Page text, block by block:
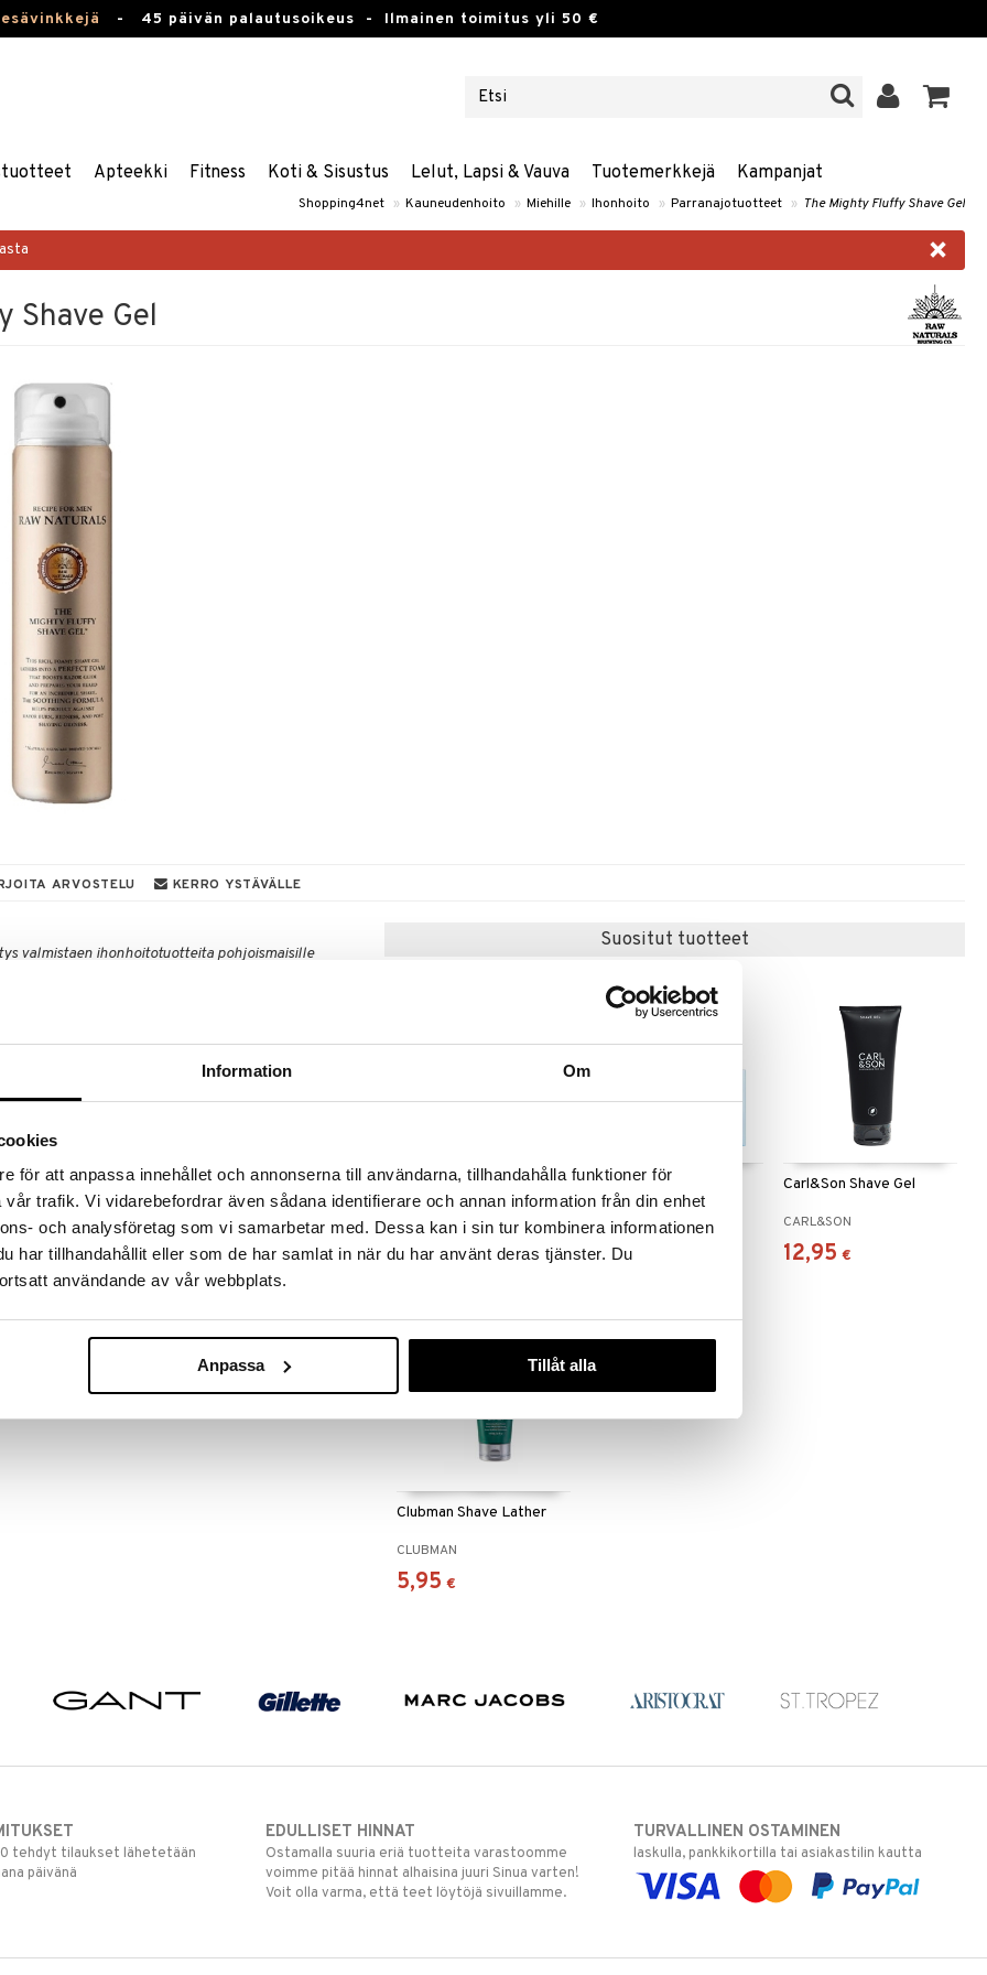
Information Om
för att anpassa innehållet och annonserna till användarna, tillhandahålla funktioner för
trafik. Vi vidarebefordrar även sådana identifierare och annan information från din enhet
och analysföretag som vi samarbetar med. Dessa kan i sin tur kombinera informationen
har tillhandahållit eller som de har samlat in när du har använt deras tjänster. Du
användande av vår webbplats.
Anpassa Tillåt alla
- 45 päivän palautusoikeus - Ilmainen toimitus yli 50 €
Apteekki Fitness Koti & Sisustus Lelut, Lapsi & Vauva Tuotemerkkejä Kampanjat
Shopping4net » Kauneudenhoito » Miehille » Ihonhoito » Parranajotuotteet » The Mighty Fluffy Shave Gel
×
Shave Gel
ARVOSTELU KERRO YSTÄVÄLLE
valmistaen ihonhoitotuotteita pohjoismaisille
maailmaa. Reseptien hienostuneet tuoksut on
Grassessa. Parranajo- ja puhdistusgeelit
ajoa varten. Hoitava kaurauute
pantenoli rauhoittaa ja ehkäisee
Suositut tuotteet
Clubman Shave Butter
CLUBMAN
4,95 €
Gillette Skinguard
Sensitive Blades
GILLETTE
16,95
Carl&Son Shave Gel
CARL&SON
12,95 €
Clubman Shave Lather
CLUBMAN
5,95 €
tehdyt tilaukset lähetetään
päivänä
EDULLISET HINNAT
Ostamalla suuria eriä tuotteita varastoomme
voimme pitää hinnat alhaisina juuri Sinua varten!
Voit olla varma, että teet löytöjä sivuillamme.
TURVALLINEN OSTAMINEN
laskulla, pankkikortilla tai asiakastilin kautta